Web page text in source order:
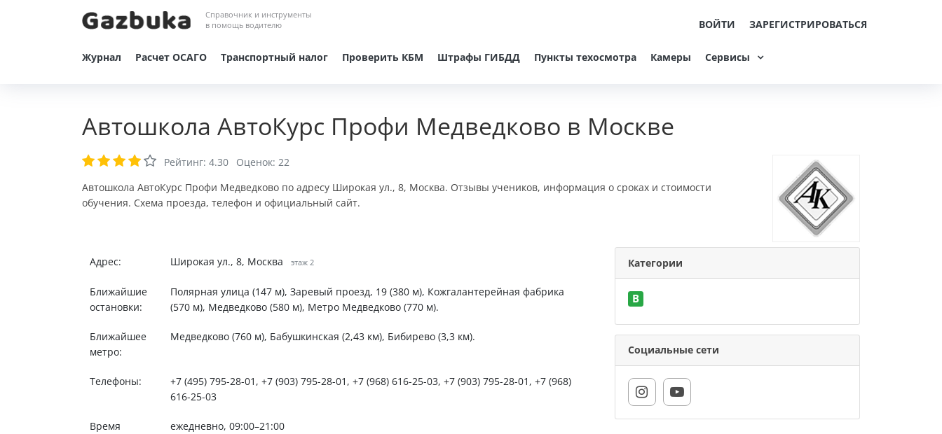
Справочник и инструменты
в помощь водителю
ВОЙТИ ЗАРЕГИСТРИРОВАТЬСЯ
Журнал Расчет ОСАГО Транспортный налог Проверить КБМ Штрафы ГИБДД Пункты техосмотра Камеры Сервисы
Автошкола АвтоКурс Профи Медведково в Москве
Рейтинг: 4.30 Оценок: 22
Автошкола АвтоКурс Профи Медведково по адресу Широкая ул., 8, Москва. Отзывы учеников, информация о сроках и стоимости
обучения. Схема проезда, телефон и официальный сайт.
Адрес: Широкая ул., 8, Москва этаж 2
Ближайшие
остановки:
Полярная улица (147 м), Заревый проезд, 19 (380 м), Кожгалантерейная фабрика
(570 м), Медведково (580 м), Метро Медведково (770 м).
Ближайшее
метро:
Медведково (760 м), Бабушкинская (2,43 км), Бибирево (3,3 км).
Телефоны:
+7 (495) 795-28-01, +7 (903) 795-28-01, +7 (968) 616-25-03, +7 (903) 795-28-01, +7 (968)
616-25-03
Время
ежедневно, 09:00–21:00
Категории
B
Социальные сети